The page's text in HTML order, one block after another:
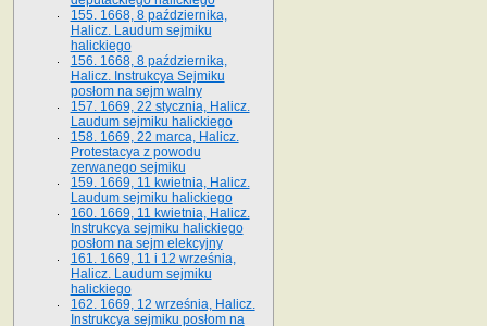
155. 1668, 8 października,
Halicz. Laudum sejmiku
halickiego
156. 1668, 8 października,
Halicz. Instrukcya Sejmiku
posłom na sejm walny
157. 1669, 22 stycznia, Halicz.
Laudum sejmiku halickiego
158. 1669, 22 marca, Halicz.
Protestacya z powodu
zerwanego sejmiku
159. 1669, 11 kwietnia, Halicz.
Laudum sejmiku halickiego
160. 1669, 11 kwietnia, Halicz.
Instrukcya sejmiku halickiego
posłom na sejm elekcyjny
161. 1669, 11 i 12 września,
Halicz. Laudum sejmiku
halickiego
162. 1669, 12 września, Halicz.
Instrukcya sejmiku posłom na